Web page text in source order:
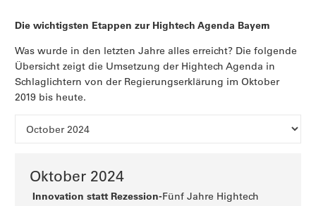
Die wichtigsten Etappen zur Hightech Agenda Bayern
Was wurde in den letzten Jahre alles erreicht? Die folgende
Übersicht zeigt die Umsetzung der Hightech Agenda in
Schlaglichtern von der Regierungserklärung im Oktober
2019 bis heute.
Oktober 2024
Innovation statt Rezession-Fünf Jahre Hightech